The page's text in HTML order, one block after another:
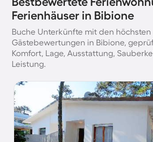
Ferienhäuser in Bibione
Buche Unterkünfte mit den höchsten
Gästebewertungen in Bibione,
Komfort, Lage, Ausstattung,
Leistung.